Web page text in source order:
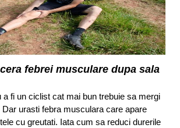
febrei musculare dupa sala
a fi un ciclist cat mai bun trebuie sa mergi
urasti febra musculara care apare
cu greutati. Iata cum sa reduci durerile